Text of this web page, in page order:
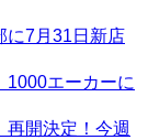
に7月31日新店
1000エーカーに
開決定！今週